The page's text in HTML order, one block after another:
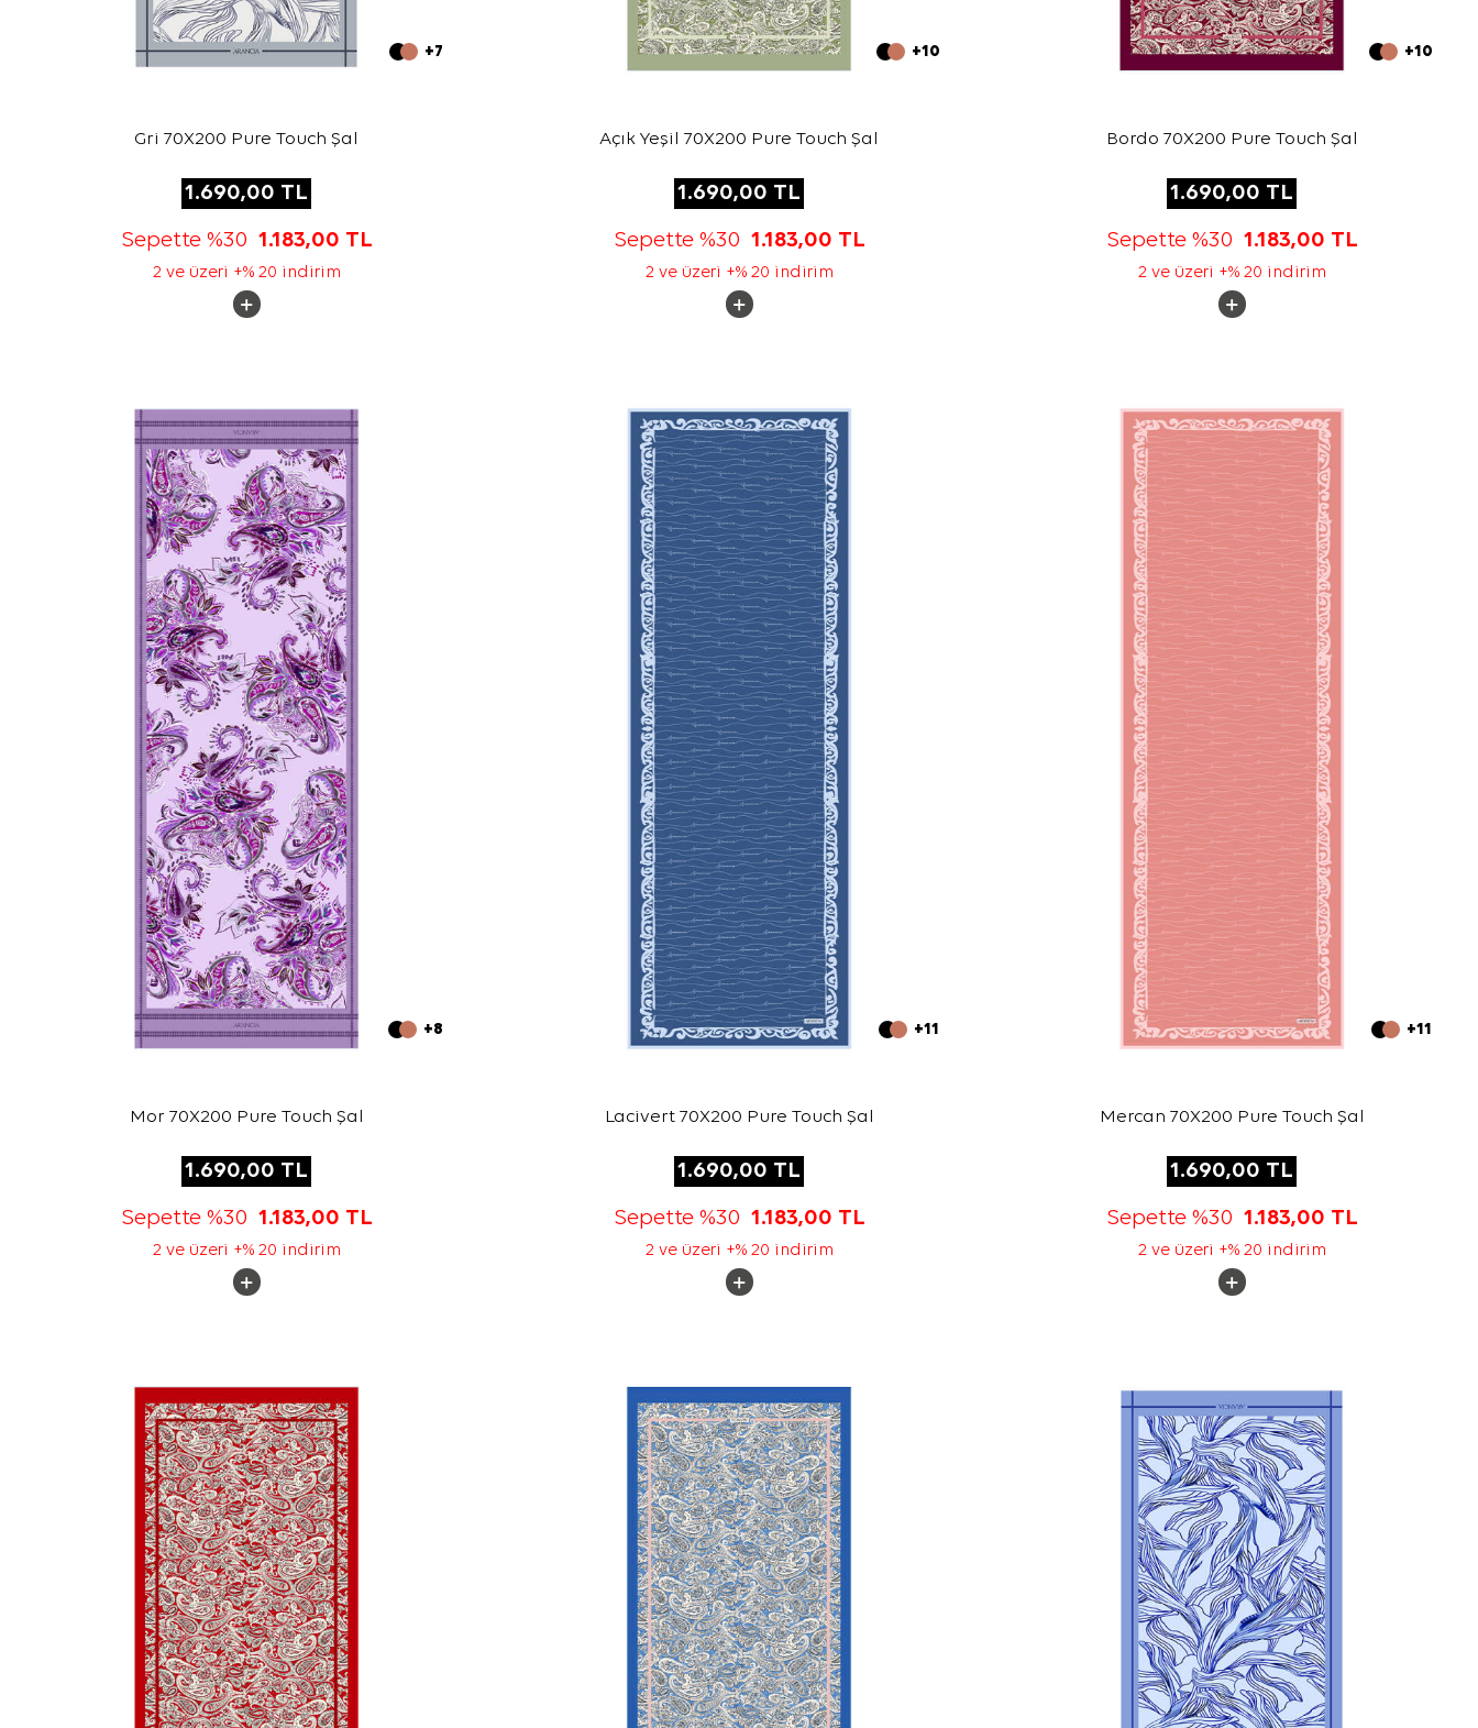
+7
Gri 70X200 Pure Touch Şal
1.690,00 TL
Sepette %30 1.183,00 TL
2 ve üzeri +% 20 indirim
+10
Açık Yeşil 70X200 Pure Touch Şal
1.690,00 TL
Sepette %30 1.183,00 TL
2 ve üzeri +% 20 indirim
+10
Bordo 70X200 Pure Touch Şal
1.690,00 TL
Sepette %30 1.183,00 TL
2 ve üzeri +% 20 indirim
+8
Mor 70X200 Pure Touch Şal
1.690,00 TL
Sepette %30 1.183,00 TL
2 ve üzeri +% 20 indirim
+11
Lacivert 70X200 Pure Touch Şal
1.690,00 TL
Sepette %30 1.183,00 TL
2 ve üzeri +% 20 indirim
+11
Mercan 70X200 Pure Touch Şal
1.690,00 TL
Sepette %30 1.183,00 TL
2 ve üzeri +% 20 indirim